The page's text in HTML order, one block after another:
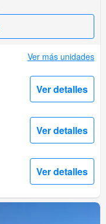
Ver más unidades
Ver detalles
Ver detalles
Ver detalles